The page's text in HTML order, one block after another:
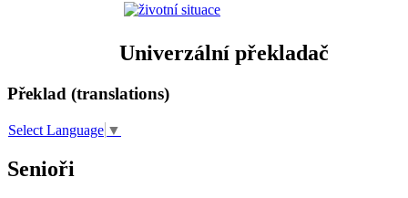
Univerzální překladač
Překlad (translations)
Select Language ▼
Senioři